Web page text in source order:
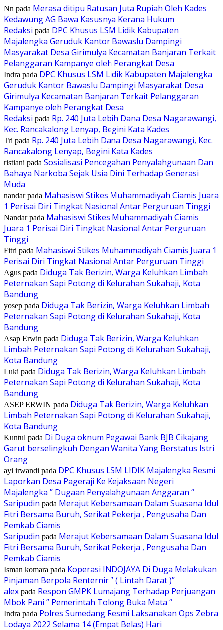
Nn pada Merasa ditipu Ratusan Juta Rupiah Oleh Kades
Kedawung AG Bawa Kasusnya Kerana Hukum
Redaksi pada DPC Khusus LSM Lidik Kabupaten
Majalengka Geruduk Kantor Bawaslu Dampingi
Masyarakat Desa Girimulya Kecamatan Banjaran Terkait
Pelanggaran Kampanye oleh Perangkat Desa
Indra pada DPC Khusus LSM Lidik Kabupaten Majalengka
Geruduk Kantor Bawaslu Dampingi Masyarakat Desa
Girimulya Kecamatan Banjaran Terkait Pelanggaran
Kampanye oleh Perangkat Desa
Redaksi pada Rp. 240 Juta Lebih Dana Desa Nagarawangi,
Kec. Rancakalong Lenyap, Begini Kata Kades
Tri pada Rp. 240 Juta Lebih Dana Desa Nagarawangi, Kec.
Rancakalong Lenyap, Begini Kata Kades
ristiani pada Sosialisasi Pencegahan Penyalahgunaan Dan
Bahaya Narkoba Sejak Usia Dini Terhadap Generasi
Muda
nandarpada Mahasiswi Stikes Muhammadiyah Ciamis Juara
1 Perisai Diri Tingkat Nasional Antar Perguruan Tinggi
Nandarpada Mahasiswi Stikes Muhammadiyah Ciamis
Juara 1 Perisai Diri Tingkat Nasional Antar Perguruan
Tinggi
Fitri pada Mahasiswi Stikes Muhammadiyah Ciamis Juara 1
Perisai Diri Tingkat Nasional Antar Perguruan Tinggi
Agus pada Diduga Tak Berizin, Warga Keluhkan Limbah
Peternakan Sapi Potong di Kelurahan Sukahaji, Kota
Bandung
yosep pada Diduga Tak Berizin, Warga Keluhkan Limbah
Peternakan Sapi Potong di Kelurahan Sukahaji, Kota
Bandung
Asap Erwin pada Diduga Tak Berizin, Warga Keluhkan
Limbah Peternakan Sapi Potong di Kelurahan Sukahaji,
Kota Bandung
Luki pada Diduga Tak Berizin, Warga Keluhkan Limbah
Peternakan Sapi Potong di Kelurahan Sukahaji, Kota
Bandung
ASEP ERWIN pada Diduga Tak Berizin, Warga Keluhkan
Limbah Peternakan Sapi Potong di Kelurahan Sukahaji,
Kota Bandung
Kuntul pada Di Duga oknum Pegawai Bank BJB Cikajang
Garut berselingkuh Dengan Wanita Yang Berstatus Istri
Orang
ayi irwandi pada DPC Khusus LSM LIDIK Majalengka Resmi
Laporkan Desa Pageraji Ke Kejaksaan Negeri
Majalengka ” Dugaan Penyalahgunaan Anggaran “
Saripudin pada Merajut Kebersamaan Dalam Suasana Idul
Fitri Bersama Buruh, Serikat Pekerja , Pengusaha Dan
Pemkab Ciamis
Saripudin pada Merajut Kebersamaan Dalam Suasana Idul
Fitri Bersama Buruh, Serikat Pekerja , Pengusaha Dan
Pemkab Ciamis
Isman komara pada Koperasi INDOJAYA Di Duga Melakukan
Pinjaman Berpola Renternir ” ( Lintah Darat )”
alex pada Respon GMPK Lumajang Terhadap Perjuangan
Mbok Pani ” Pemerintah Tolong Buka Mata “
Indra pada Polres Sumedang Resmi Laksanakan Ops Zebra
Lodaya 2022 Selama 14 (Empat Belas) Hari